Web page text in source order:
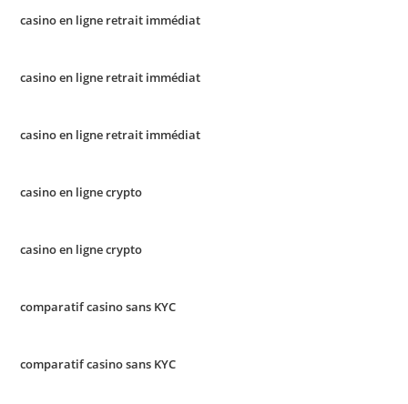
casino en ligne retrait immédiat
casino en ligne retrait immédiat
casino en ligne retrait immédiat
casino en ligne crypto
casino en ligne crypto
comparatif casino sans KYC
comparatif casino sans KYC